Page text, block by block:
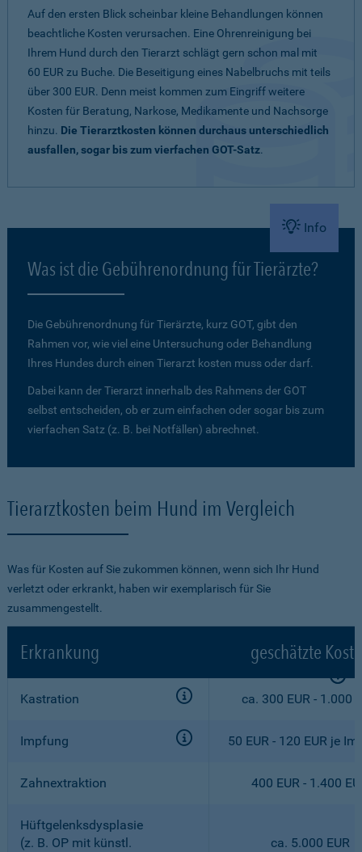
Auf den ersten Blick scheinbar kleine Behandlungen können
beachtliche Kosten verursachen. Eine Ohrenreinigung bei
Ihrem Hund durch den Tierarzt schlägt gern schon mal mit
60 EUR zu Buche. Die Beseitigung eines Nabelbruchs mit teils
über 300 EUR. Denn meist kommen zum Eingriff weitere
Kosten für Beratung, Narkose, Medikamente und Nachsorge
hinzu. Die Tierarztkosten können durchaus unterschiedlich
ausfallen, sogar bis zum vierfachen GOT-Satz.
Info
Was ist die Gebührenordnung für Tierärzte?
Die Gebührenordnung für Tierärzte, kurz GOT, gibt den
Rahmen vor, wie viel eine Untersuchung oder Behandlung
Ihres Hundes durch einen Tierarzt kosten muss oder darf.
Dabei kann der Tierarzt innerhalb des Rahmens der GOT
selbst entscheiden, ob er zum einfachen oder sogar bis zum
vierfachen Satz (z. B. bei Notfällen) abrechnet.
Tierarztkosten beim Hund im Vergleich
Was für Kosten auf Sie zukommen können, wenn sich Ihr Hund
verletzt oder erkrankt, haben wir exemplarisch für Sie
zusammengestellt.
Erkrankung geschätzte
Kastration ca. 300 EUR - 1.000
Impfung 50 EUR - 120 EUR je
Zahnextraktion 400 EUR - 1.400
Hüftgelenksdysplasie
(z. B. OP mit künstl.
ca. 5.000 EUR